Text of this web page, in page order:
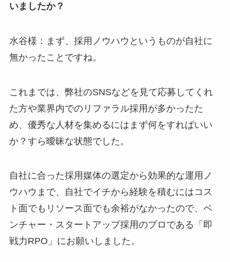
いましたか？
水谷様：まず、採用ノウハウというものが自社に
無かったことですね。
これまでは、弊社のSNSなどを見て応募してくれ
た方や業界内でのリファラル採用が多かったた
め、優秀な人材を集めるにはまず何をすればいい
か？すら曖昧な状態でした。
自社に合った採用媒体の選定から効果的な運用ノ
ウハウまで、自社でイチから経験を積むにはコス
ト面でもリソース面でも余裕がなかったので、ベ
ンチャー・スタートアップ採用のプロである「即
戦力RPO」にお願いしました。